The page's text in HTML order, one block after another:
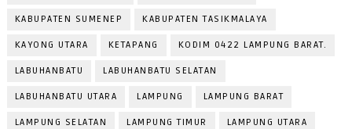
KABUPATEN SUMENEP KABUPATEN TASIKMALAYA
KAYONG UTARA KETAPANG KODIM 0422 LAMPUNG BARAT.
LABUHANBATU LABUHANBATU SELATAN
LABUHANBATU UTARA LAMPUNG LAMPUNG BARAT
LAMPUNG SELATAN LAMPUNG TIMUR LAMPUNG UTARA